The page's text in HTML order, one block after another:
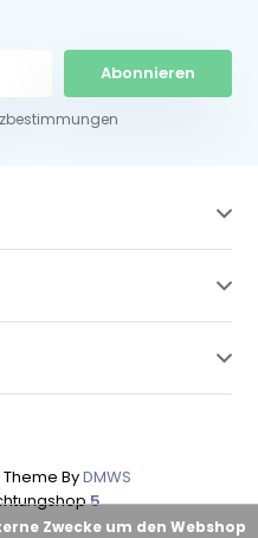
Abonnieren
ByDMWS
5
Zwecke um den Webshop